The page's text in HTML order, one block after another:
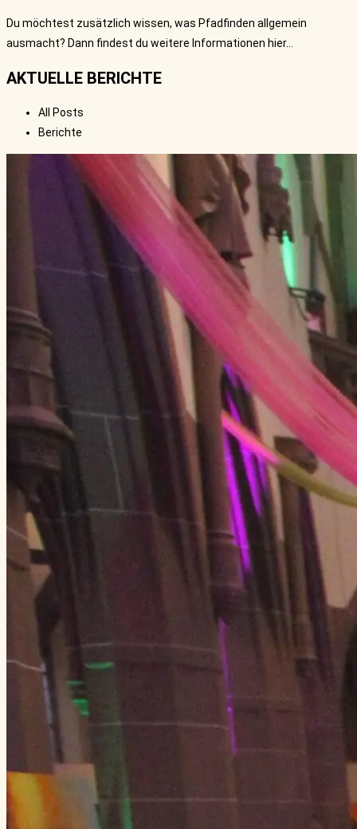
Du möchtest zusätzlich wissen, was Pfadfinden allgemein
ausmacht? Dann findest du weitere Informationen hier…
AKTUELLE BERICHTE
All Posts
Berichte